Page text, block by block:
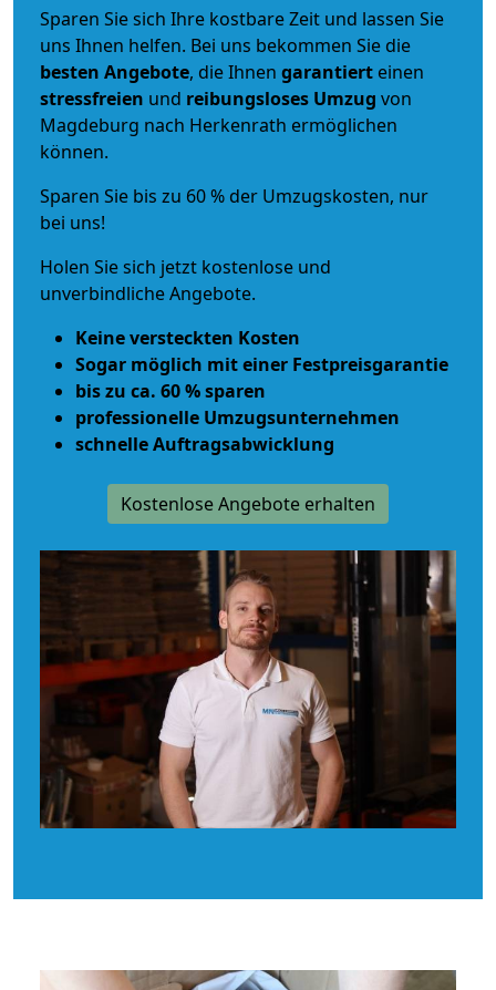
Sparen Sie sich Ihre kostbare Zeit und lassen Sie
uns Ihnen helfen. Bei uns bekommen Sie die
besten Angebote, die Ihnen garantiert einen
stressfreien und reibungsloses Umzug von
Magdeburg nach Herkenrath ermöglichen
können.
Sparen Sie bis zu 60 % der Umzugskosten, nur
bei uns!
Holen Sie sich jetzt kostenlose und
unverbindliche Angebote.
Keine versteckten Kosten
Sogar möglich mit einer Festpreisgarantie
bis zu ca. 60 % sparen
professionelle Umzugsunternehmen
schnelle Auftragsabwicklung
Kostenlose Angebote erhalten